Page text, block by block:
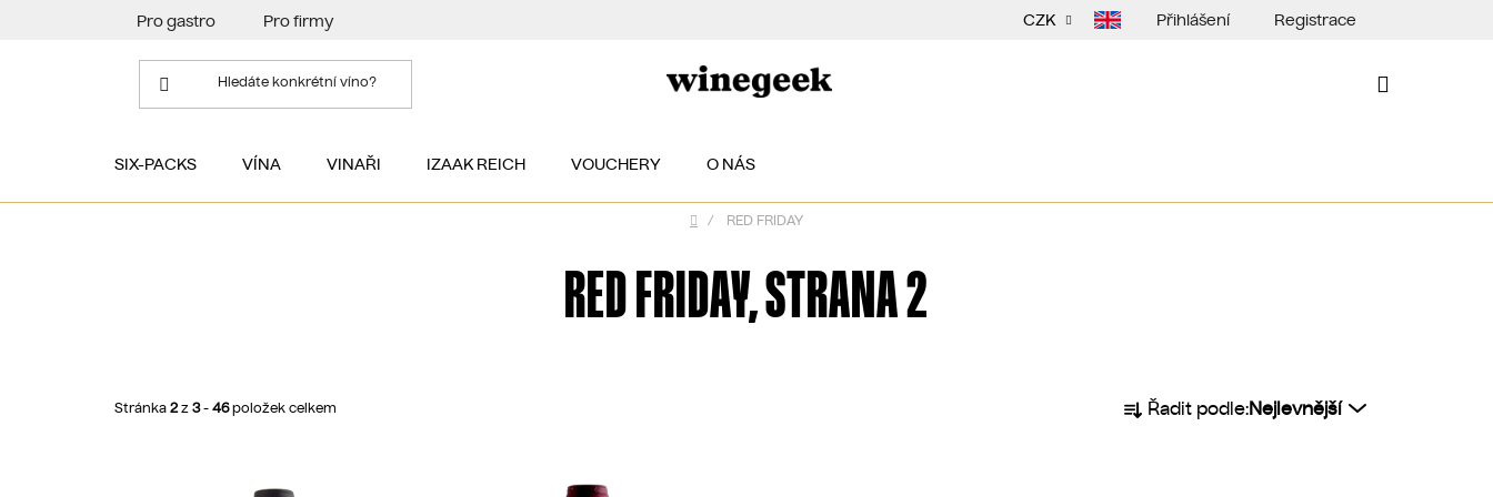
Pro gastro Pro firmy CZK Přihlášení Registrace
SIX-PACKS VÍNA VINAŘI IZAAK REICH VOUCHERY O NÁS
Domů
/ RED FRIDAY
RED FRIDAY, STRANA 2
Stránka 2z 3- 46položek celkem
a Řadit podle:Nejlevnější